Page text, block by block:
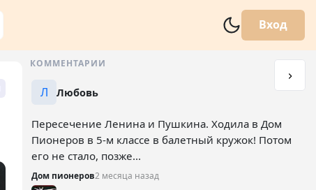
Вход
КОММЕНТАРИИ
Л Любовь
Пересечение Ленина и Пушкина. Ходила в Дом
Пионеров в 5-м классе в балетный кружок! Потом
его не стало, позже...
Дом пионеров2 месяца назад